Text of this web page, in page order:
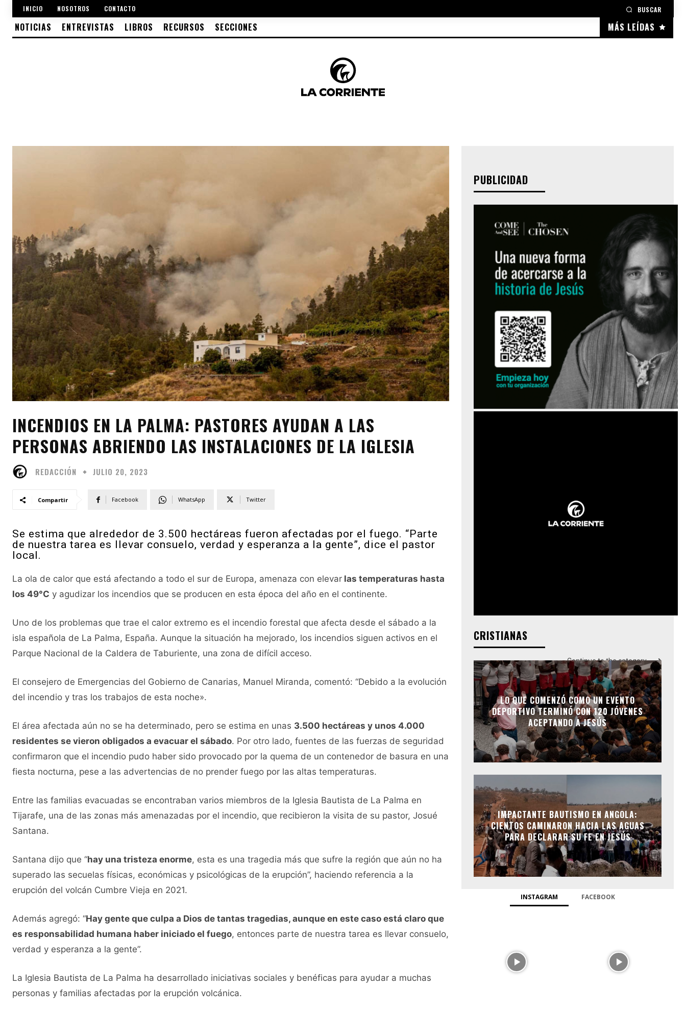
INICIO NOSOTROS CONTACTO BUSCAR
MÁS LEÍDAS
NOTICIAS ENTREVISTAS LIBROS RECURSOS SECCIONES
INCENDIOS EN LA PALMA: PASTORES AYUDAN A LAS
PERSONAS ABRIENDO LAS INSTALACIONES DE LA IGLESIA
REDACCIÓN JULIO 20, 2023
Compartir Facebook Twitter
WhatsApp
Se estima que alrededor de 3.500 hectáreas fueron afectadas por el fuego. “Parte
de nuestra tarea es llevar consuelo, verdad y esperanza a la gente”, dice el pastor
local.
La ola de calor que está afectando a todo el sur de Europa, amenaza con elevar las temperaturas hasta
los 49°C y agudizar los incendios que se producen en esta época del año en el continente.
Uno de los problemas que trae el calor extremo es el incendio forestal que afecta desde el sábado a la
isla española de La Palma, España. Aunque la situación ha mejorado, los incendios siguen activos en el
Parque Nacional de la Caldera de Taburiente, una zona de difícil acceso.
El consejero de Emergencias del Gobierno de Canarias, Manuel Miranda, comentó: “Debido a la evolución
del incendio y tras los trabajos de esta noche».
El área afectada aún no se ha determinado, pero se estima en unas 3.500 hectáreas y unos 4.000
residentes se vieron obligados a evacuar el sábado. Por otro lado, fuentes de las fuerzas de seguridad
confirmaron que el incendio pudo haber sido provocado por la quema de un contenedor de basura en una
fiesta nocturna, pese a las advertencias de no prender fuego por las altas temperaturas.
Entre las familias evacuadas se encontraban varios miembros de la Iglesia Bautista de La Palma en
Tijarafe, una de las zonas más amenazadas por el incendio, que recibieron la visita de su pastor, Josué
Santana.
Santana dijo que “hay una tristeza enorme, esta es una tragedia más que sufre la región que aún no ha
superado las secuelas físicas, económicas y psicológicas de la erupción”, haciendo referencia a la
erupción del volcán Cumbre Vieja en 2021.
Además agregó: “Hay gente que culpa a Dios de tantas tragedias, aunque en este caso está claro que
es responsabilidad humana haber iniciado el fuego, entonces parte de nuestra tarea es llevar consuelo,
verdad y esperanza a la gente”.
La Iglesia Bautista de La Palma ha desarrollado iniciativas sociales y benéficas para ayudar a muchas
personas y familias afectadas por la erupción volcánica.
PUBLICIDAD
CRISTIANAS
Continue to the category
LO QUE COMENZÓ COMO UN EVENTO
DEPORTIVO TERMINÓ CON 120 JÓVENES
ACEPTANDO A JESÚS
IMPACTANTE BAUTISMO EN ANGOLA:
CIENTOS CAMINARON HACIA LAS AGUAS
PARA DECLARAR SU FE EN JESÚS
INSTAGRAM FACEBOOK